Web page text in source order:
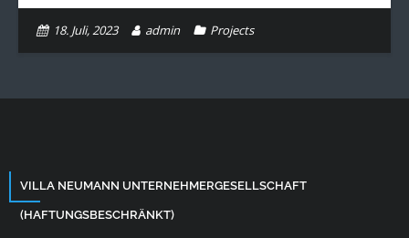
18. Juli, 2023 admin Projects
VILLA NEUMANN UNTERNEHMERGESELLSCHAFT
(HAFTUNGSBESCHRÄNKT)